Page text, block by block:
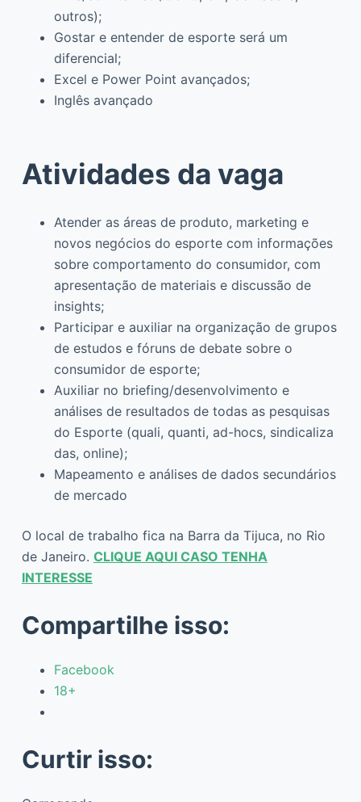
outros);
Gostar e entender de esporte será um
diferencial;
Excel e Power Point avançados;
Inglês avançado
Atividades da vaga
Atender as áreas de produto, marketing e
novos negócios do esporte com informações
sobre comportamento do consumidor, com
apresentação de materiais e discussão de
insights;
Participar e auxiliar na organização de grupos
de estudos e fóruns de debate sobre o
consumidor de esporte;
Auxiliar no briefing/desenvolvimento e
análises de resultados de todas as pesquisas
do Esporte (quali, quanti, ad-hocs, sindicaliza
das, online);
Mapeamento e análises de dados secundários
de mercado
O local de trabalho fica na Barra da Tijuca, no Rio
de Janeiro. CLIQUE AQUI CASO TENHA
INTERESSE
Compartilhe isso:
Facebook
18+
Curtir isso: